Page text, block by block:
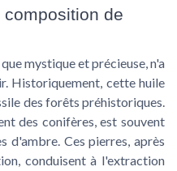
de
mystique et précieuse, n'a
Historiquement, cette huile
des forêts préhistoriques.
des conifères, est souvent
d'ambre. Ces pierres, après
conduisent à l'extraction